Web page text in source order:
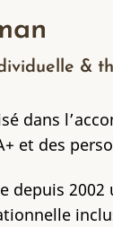
&
dans
et des
depuis 2002